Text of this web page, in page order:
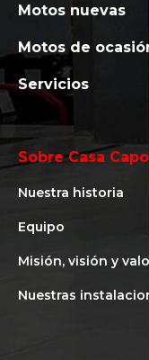
Motos nuevas
Motos de
Servicios
Sobre Casa Capo
Nuestra historia
Equipo
Misión, visión y
Nuestras